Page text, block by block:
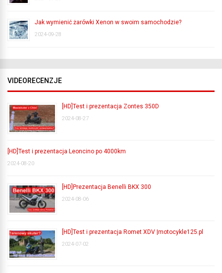
Jak wymienić żarówki Xenon w swoim samochodzie?
2024-09-28
VIDEORECENZJE
[HD]Test i prezentacja Zontes 350D
2024-08-27
[HD]Test i prezentacja Leoncino po 4000km
2024-08-20
[HD]Prezentacja Benelli BKX 300
2024-08-06
[HD]Test i prezentacja Romet XDV |motocykle125.pl
2024-07-02